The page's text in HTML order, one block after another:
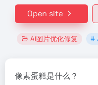
Open site
AI图片优化修复 #
像素蛋糕是什么？